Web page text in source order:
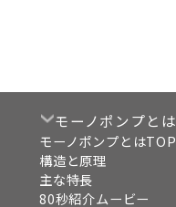
モーノポンプとは
モーノポンプとはTOP
構造と原理
主な特長
80秒紹介ムービー